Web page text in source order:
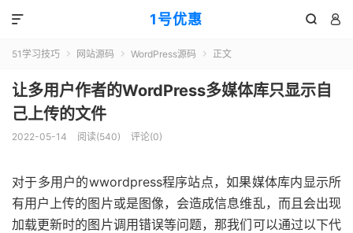
1号优惠  

51学习技巧  网站源码  WordPress源码  正文
让多用户作者的WordPress多媒体库只显示自
己上传的文件
2022-05-14 阅读(540) 评论(0)
对于多用户的wwordpress程序站点，如果媒体库内显示所
有用户上传的图片或是图像，会造成信息维乱，而且会出现
加载更新时的图片调用错误等问题，那我们可以通过以下代